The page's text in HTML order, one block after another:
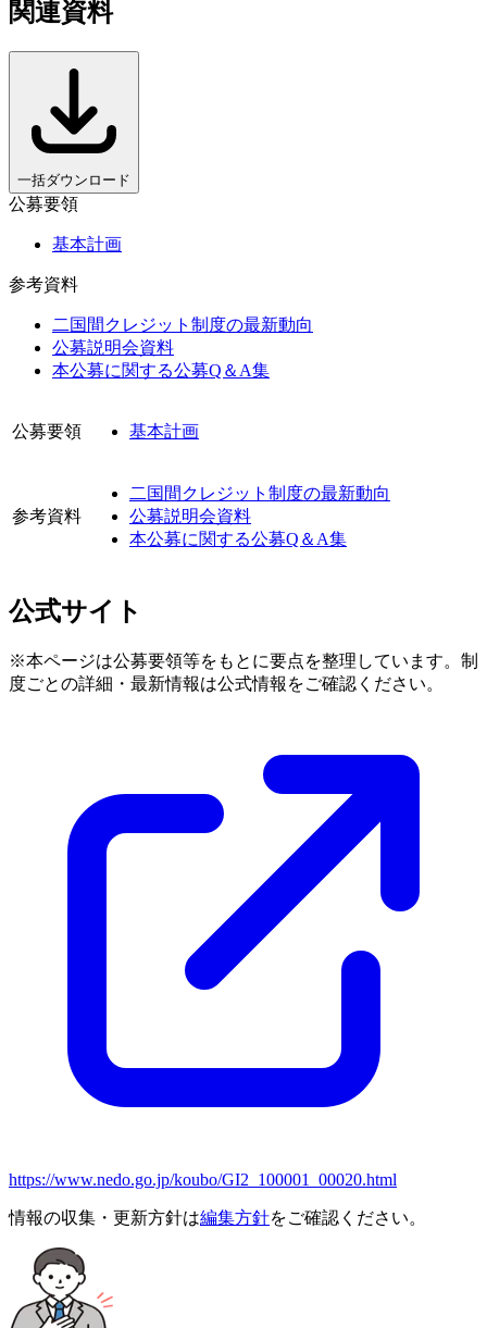
関連資料
一括ダウンロード
公募要領
基本計画
参考資料
二国間クレジット制度の最新動向
公募説明会資料
本公募に関する公募Q＆A集
公募要領 基本計画
参考資料
二国間クレジット制度の最新動向
公募説明会資料
本公募に関する公募Q＆A集
公式サイト
※本ページは公募要領等をもとに要点を整理しています。制
度ごとの詳細・最新情報は公式情報をご確認ください。
https://www.nedo.go.jp/koubo/GI2_100001_00020.html
情報の収集・更新方針は編集方針をご確認ください。